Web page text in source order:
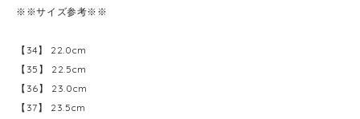
※※サイズ参考※※
【34】 22.0cm
【35】 22.5cm
【36】 23.0cm
【37】 23.5cm